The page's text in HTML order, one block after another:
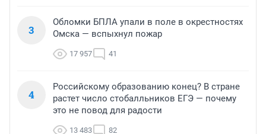
3
Обломки БПЛА упали в поле в окрестностях
Омска — вспыхнул пожар
17 957 41
4
Российскому образованию конец? В стране
растет число стобалльников ЕГЭ — почему
это не повод для радости
13 483 82